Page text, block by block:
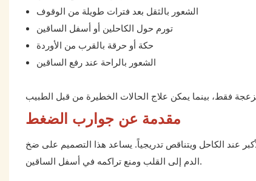
الشعور بالثقل بعد فترات طويلة من الوقوف
تورم حول الكاحلين أو أسفل الساقين
حكة أو حرقة بالقرب من الأوردة
الشعور بالراحة عند رفع الساقين
مقدمة عن جوارب الضغط
الكاحل ويتناقص تدريجياً. يساعد هذا التصميم على ضخ
الدم إلى القلب ومنع تراكمه في أسفل الساقين.